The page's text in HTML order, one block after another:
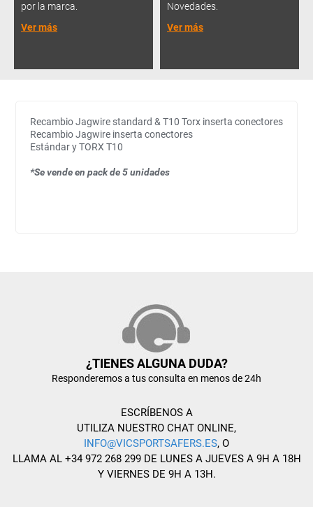
por la marca.
Ver más
Novedades.
Ver más
Recambio Jagwire standard & T10 Torx inserta conectores
Recambio Jagwire inserta conectores
Estándar y TORX T10
*Se vende en pack de 5 unidades
¿TIENES ALGUNA DUDA?
Responderemos a tus consulta en menos de 24h
ESCRÍBENOS A
UTILIZA NUESTRO CHAT ONLINE,
INFO@VICSPORTSAFERS.ES, O
LLAMA AL +34 972 268 299 DE LUNES A JUEVES A 9H A 18H
Y VIERNES DE 9H A 13H.